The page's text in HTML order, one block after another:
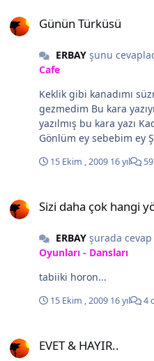
yürekteki ateşi Seni canımla taşıyorum Billur bir yürek
gözlerine Ağlama Dokunuyor gözyaşların yaralarıma
Kanatma Kabuk bağlamadan Acıtma bir yerlerimi Bir
damla gözyaşı İlacım olmaz İlacım Kokunu koklamak
Sabaha kadar Kan ter içinde Ateşim düşer Oğuzkan
Bölükbaşı
Günün Türküsü
ERBAYşunu
Cafe
Keklik gibi kanadımı süzmedim Murad
gezmedim Bu kara yazıyı kendim yazmadım Alnıma
yazılmış bu kara yazı Kader böyle imiş ağlarım bazı
Gönlüm ey sebebim ey Şu gonca gülleri ben deremedim
bildiremedim Alnıma yazılmış bu kara yazı Kader böyle
dedim uydun eller sözüne Alnıma yazılmış bu
ey...................
15 Ekim , 2009 16 yıl
Sizi daha çok hangi
ERBAYşurada cevap
Oyunları - Dansları
tabiiki horon...
15 Ekim , 2009 16 yıl 4
EVET & HAYIR..